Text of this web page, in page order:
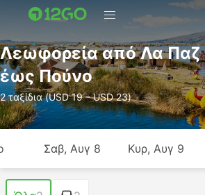
Λεωφορεία από Λα Παζ
έως Πούνο
2 ταξίδια (USD 19 – USD 23)
Σαβ, Αυγ 8 Κυρ, Αυγ 9